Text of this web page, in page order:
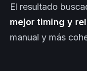
El resultado
mejor timing y
manual y más